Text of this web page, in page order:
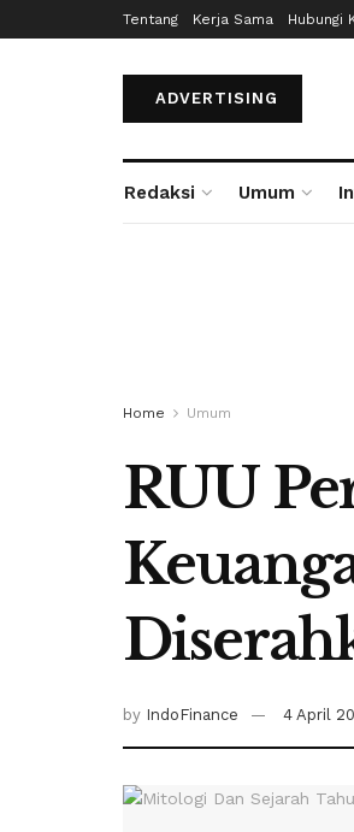
Tentang Kerja Sama Hubungi
ADVERTISING
Redaksi Umum
Home Umum
RUU
by IndoFinance 4 April